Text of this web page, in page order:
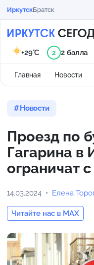
ИркутскБратск
Главная Новости
+29°C 2 2 балла
Новости
Проезд по
Гагарина в
ограничат
14.03.2024 Елена
Читайте нас в MAX